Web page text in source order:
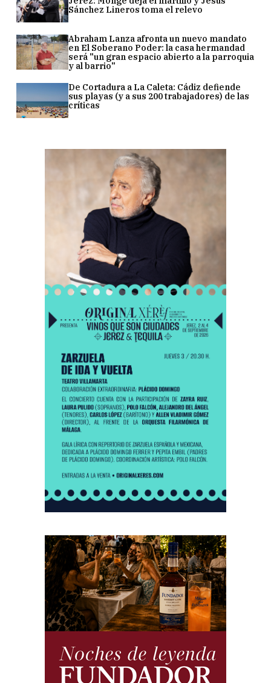
Sánchez Lineros toma el relevo
Abraham Lanza afronta un nuevo mandato
en El Soberano Poder: la casa hermandad
será "un gran espacio abierto a la parroquia
y al barrio"
De Cortadura a La Caleta: Cádiz defiende
sus playas (y a sus 200 trabajadores) de las
críticas